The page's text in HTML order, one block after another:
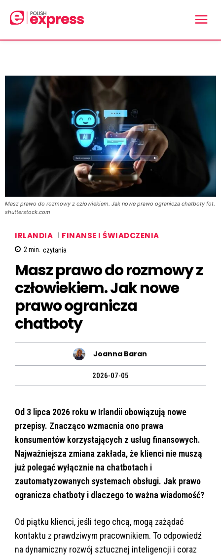
Masz prawo do rozmowy z człowiekiem. Jak nowe prawo ogranicza chatboty fot.
shutterstock.com
IRLANDIA FINANSE I ŚWIADCZENIA
2min. czytania
Masz prawo do rozmowy z
człowiekiem. Jak nowe
prawo ogranicza
chatboty
Joanna Baran
2026-07-05
Od 3 lipca 2026 roku w Irlandii obowiązują nowe
przepisy. Znacząco wzmacnia ono prawa
konsumentów korzystających z usług finansowych.
Najważniejsza zmiana zakłada, że klienci nie muszą
już polegać wyłącznie na chatbotach i
zautomatyzowanych systemach obsługi. Jak prawo
ogranicza chatboty i dlaczego to ważna wiadomość?
Od piątku klienci, jeśli tego chcą, mogą zażądać
kontaktu z prawdziwym pracownikiem. To odpowiedź
na dynamiczny rozwój sztucznej inteligencji i coraz